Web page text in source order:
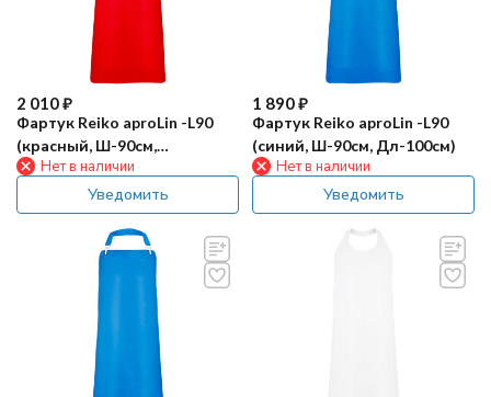
2 010₽
Фартук Reiko aproLin -L90
(красный, Ш-90см,
Дл-115см)
Нет в наличии
Уведомить
1 890₽
Фартук Reiko aproLin -L90
(синий, Ш-90см, Дл-100см)
Нет в наличии
Уведомить